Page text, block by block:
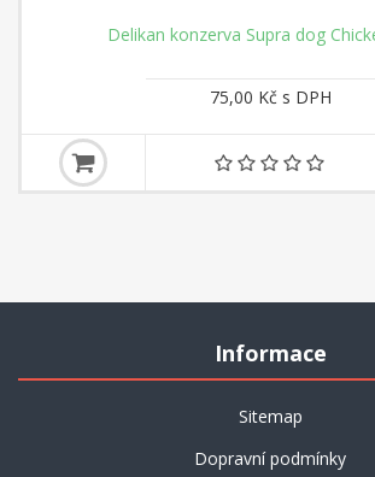
Delikan konzerva Supra dog
75,00 Kč s DPH
Informace
Sitemap
Dopravní podmínky